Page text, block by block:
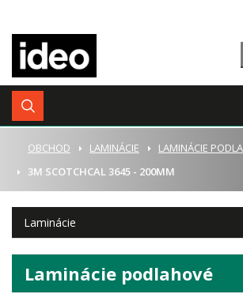
ÚVOD
OBCHOD LAMINÁCIE
LAMINÁCIE
3M SCOTCHCAL 3645 - 200ΜM
Laminácie
Laminácie podlahové